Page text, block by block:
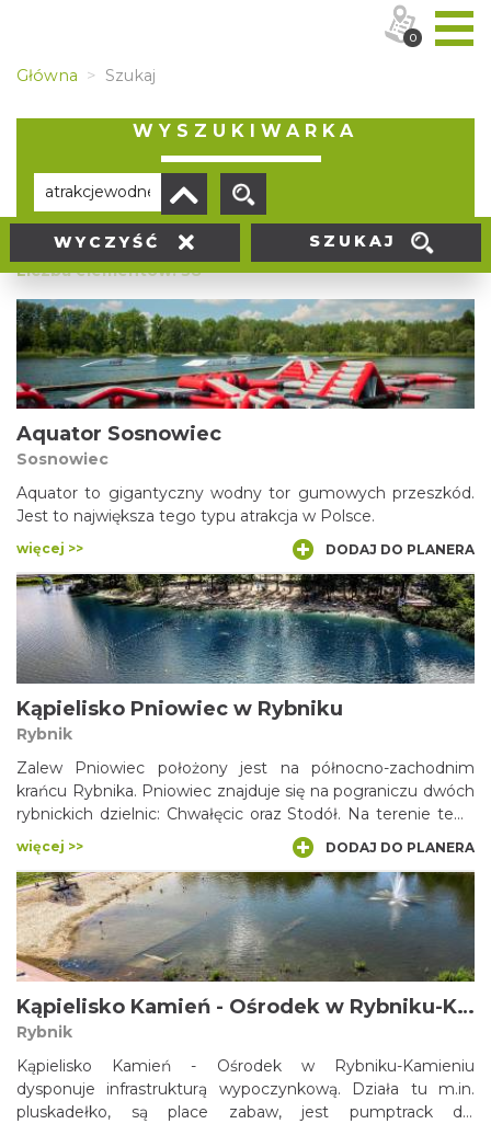
Główna Szukaj
WYSZUKIWARKA
WYCZYŚĆ
SZUKAJ
Liczba elementów: 38
Aquator Sosnowiec
Sosnowiec
Aquator to gigantyczny wodny tor gumowych przeszkód.
Jest to największa tego typu atrakcja w Polsce.
więcej >> DODAJ DO PLANERA
Kąpielisko Pniowiec w Rybniku
Rybnik
Zalew Pniowiec położony jest na północno-zachodnim
krańcu Rybnika. Pniowiec znajduje się na pograniczu dwóch
rybnickich dzielnic: Chwałęcic oraz Stodół. Na terenie tego
akwenu znajduje się sezonowe kąpielisko oraz całoroczne
tereny wypoczynkowo-rekreacyjne. Pniowiec to tak na
prawdę 4-hektarowa zatoka Jeziora Rybnickiego, która
odgrodzona jest od niego drogą DW920 (ulica Rudzka).
Pniowiec to idealny akwen, gdzie w upalne dni można
schodzić się wodą. Wokół Pniowca znajduje się ścieżka
pieszo-rowerowa. Wokół Pniowca znajdują się miejsca gdzie
można zrobić ognisko bądź grilla. Na pasjonatów
wędkarstwa od strony Stodół znajdują się stoiska do
wędkowania.
więcej >> DODAJ DO PLANERA
Kąpielisko Kamień - Ośrodek w Rybniku-Kamieniu
Rybnik
Kąpielisko Kamień - Ośrodek w Rybniku-Kamieniu
dysponuje infrastrukturą wypoczynkową. Działa tu m.in.
pluskadełko, są place zabaw, jest pumptrack dla
0